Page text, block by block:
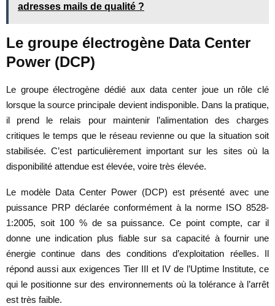
adresses mails de qualité ?
Le groupe électrogène Data Center
Power (DCP)
Le groupe électrogène dédié aux data center joue un rôle clé
lorsque la source principale devient indisponible. Dans la pratique,
il prend le relais pour maintenir l’alimentation des charges
critiques le temps que le réseau revienne ou que la situation soit
stabilisée. C’est particulièrement important sur les sites où la
disponibilité attendue est élevée, voire très élevée.
Le modèle Data Center Power (DCP) est présenté avec une
puissance PRP déclarée conformément à la norme ISO 8528-
1:2005, soit 100 % de sa puissance. Ce point compte, car il
donne une indication plus fiable sur sa capacité à fournir une
énergie continue dans des conditions d’exploitation réelles. Il
répond aussi aux exigences Tier III et IV de l’Uptime Institute, ce
qui le positionne sur des environnements où la tolérance à l’arrêt
est très faible.